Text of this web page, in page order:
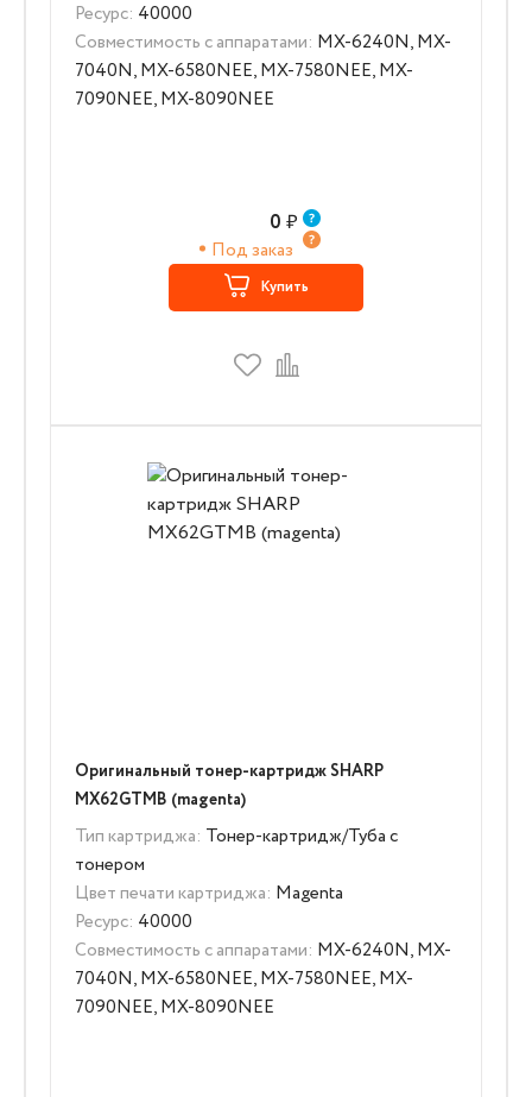
Ресурс: 40000
Совместимость с аппаратами: MX-6240N, MX-
7040N, MX-6580NEE, MX-7580NEE, MX-
7090NEE, MX-8090NEE
0 ₽
Под заказ
Купить
Оригинальный тонер-картридж SHARP
MX62GTMB (magenta)
Тип картриджа: Тонер-картридж/Туба с
тонером
Цвет печати картриджа: Magenta
Ресурс: 40000
Совместимость с аппаратами: MX-6240N, MX-
7040N, MX-6580NEE, MX-7580NEE, MX-
7090NEE, MX-8090NEE